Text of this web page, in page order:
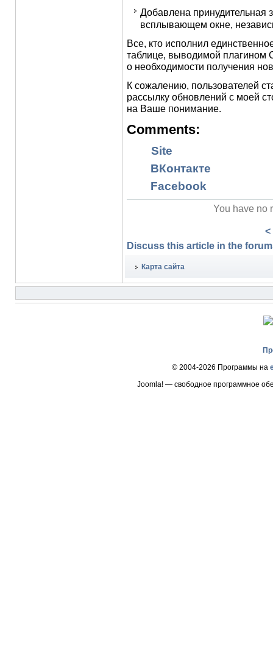
Добавлена принудительная
всплывающем окне,
Все, кто исполнил
таблице, выводимой плагином
о необходимости получения
К сожалению, пользователей
рассылку обновлений с моей
на Ваше понимание.
Comments:
Site
ВКонтакте
Facebook
You have no
<
Discuss this article in the
Карта сайта
© 2004-2026 Программы на
Joomla! — свободное программное